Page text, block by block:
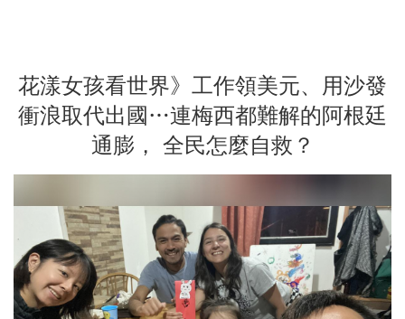
花漾女孩看世界》工作領美元、用沙發
衝浪取代出國…連梅西都難解的阿根廷
通膨， 全民怎麼自救？